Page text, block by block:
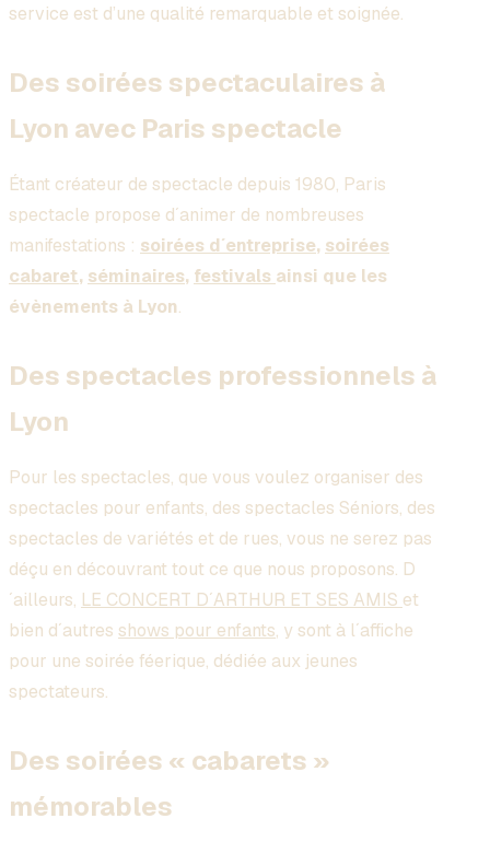
service est d’une qualité remarquable et soignée.
Des soirées spectaculaires à
Lyon avec Paris spectacle
Étant créateur de spectacle depuis 1980, Paris
spectacle propose d´animer de nombreuses
manifestations : soirées d´entreprise, soirées
cabaret, séminaires, festivals ainsi que les
évènements à Lyon.
Des spectacles professionnels à
Lyon
Pour les spectacles, que vous voulez organiser des
spectacles pour enfants, des spectacles Séniors, des
spectacles de variétés et de rues, vous ne serez pas
déçu en découvrant tout ce que nous proposons. D
´ailleurs, LE CONCERT D´ARTHUR ET SES AMIS et
bien d´autres shows pour enfants, y sont à l´affiche
pour une soirée féerique, dédiée aux jeunes
spectateurs.
Des soirées « cabarets »
mémorables